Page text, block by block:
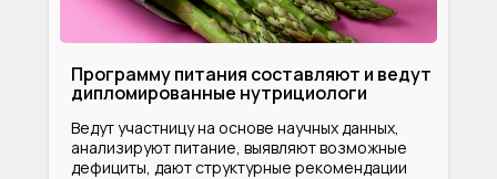
Ведут участницу на основе научных данных,
анализируют питание, выявляют возможные
дефициты, дают структурные рекомендации
Программу питания составляют и ведут
дипломированные нутрициологи